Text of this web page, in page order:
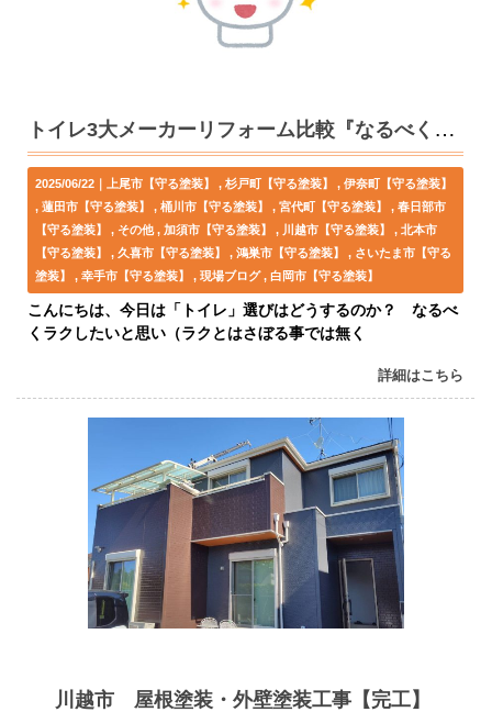
トイレ3大メーカーリフォーム比較『なるべくラクしようおじさん』の商品選びのポイント
2025/06/22｜ 上尾市【守る塗装】 杉戸町【守る塗装】
伊奈町【守る塗装】
蓮田市【守る塗装】
桶川市【守る塗装】 宮代町【守る塗装】
春日部市
【守る塗装】
その他 加須市【守る塗装】 川越市【守る塗装】
北本市
【守る塗装】
久喜市【守る塗装】 鴻巣市【守る塗装】
さいたま市【守る
塗装】
幸手市【守る塗装】 現場ブログ 白岡市【守る塗装】
こんにちは、今日は「トイレ」選びはどうするのか？ なるべ
くラクしたいと思い（ラクとはさぼる事では無く
詳細はこちら
川越市 屋根塗装・外壁塗装工事【完工】